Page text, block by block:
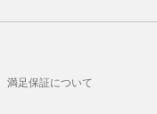
満足保証について